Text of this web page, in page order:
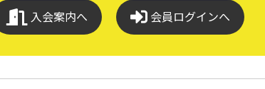
入会案内へ 会員ログインへ